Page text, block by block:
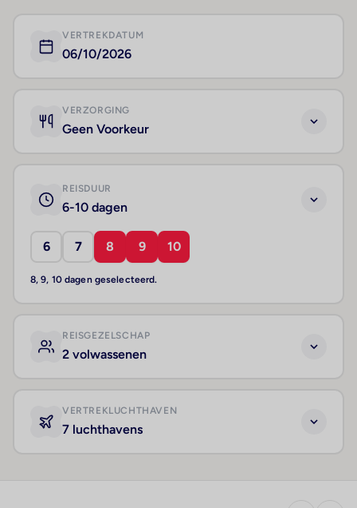
VERTREKDATUM
06/10/2026
VERZORGING
Geen Voorkeur
REISDUUR
6-10 dagen
6 7 8 9 10
8, 9, 10 dagen geselecteerd.
REISGEZELSCHAP
2 volwassenen
VERTREKLUCHTHAVEN
7 luchthavens